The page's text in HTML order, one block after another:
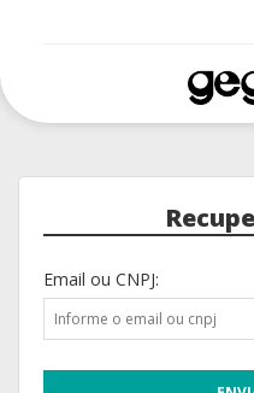
Email ou CNPJ: